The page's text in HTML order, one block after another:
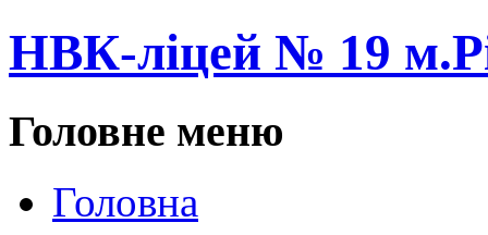
НВК-ліцей № 19
Головне меню
Головна